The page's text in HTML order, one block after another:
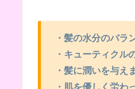
・髪の水分のバラ
・キューティクル
・髪に潤いを与え
・肌を優しく労わ